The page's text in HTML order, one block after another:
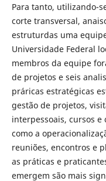
Para tanto, utilizando-
corte transversal,
estruturdas uma
Universidade Federal
membros da equipe
de projetos e seis
práricas estratégicas
gestão de projetos,
interpessoais, cursos
como a
reuniões, encontros e
as práticas e
emergem são mais